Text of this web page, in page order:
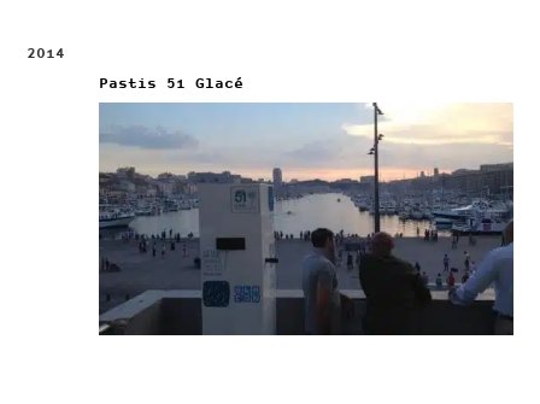
2014
Pastis 51 Glacé